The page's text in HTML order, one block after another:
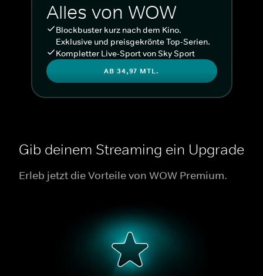
Alles von WOW
Blockbuster kurz nach dem Kino.
Exklusive und preisgekrönte Top-Serien.
Kompletter Live-Sport von Sky Sport
AB 34,97 MTL.
Gib deinem Streaming ein Upgrade
Erleb jetzt die Vorteile von WOW Premium.